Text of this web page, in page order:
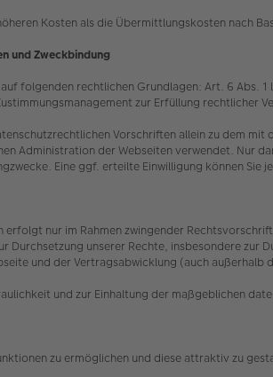
Kosten als die Übermittlungskosten nach
und Zweckbindung
folgenden rechtlichen Grundlagen: Art. 6 Abs.
zur Erfüllung
Vorschriften allein zu dem
Administration der Webseiten verwendet. Nur
Eine ggf. erteilte Einwilligung können Sie
nur im Rahmen zwingender
unserer Rechte, insbesondere
und der Vertragsabwicklung (auch
und zur Einhaltung der maßgeblichen
zu ermöglichen und diese attraktiv zu